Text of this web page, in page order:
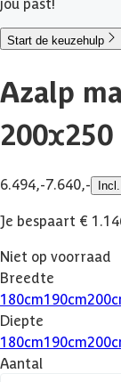
Start de keuzehulp
Azalp
200x250
6.494,-7.640,-
Je bespaart €
Niet op voorraad
Breedte
180cm190cm200
Diepte
180cm190cm200
Aantal